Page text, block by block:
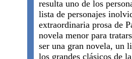
resulta uno de los
lista de personajes
extraordinaria prosa de
novela menor para
ser una gran novela, un
los grandes clásicos de